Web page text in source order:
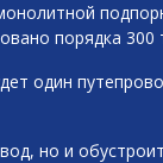
порядка 300
один
но и